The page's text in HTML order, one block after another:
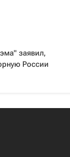
заявил,
России